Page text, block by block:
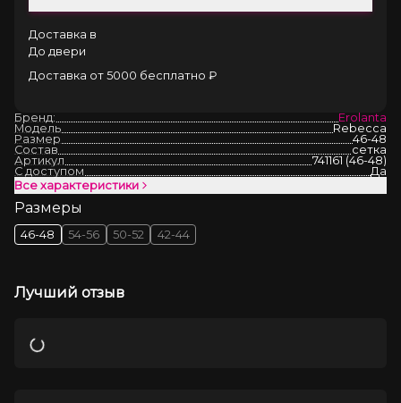
Доставка в
До двери
Доставка от 5000 бесплатно ₽
Бренд:
Erolanta
Модель
Rebecca
Размер
46-48
Состав
сетка
Артикул
741161 (46-48)
С доступом
Да
Все характеристики
Размеры
46-48 54-56 50-52 42-44
Лучший отзыв
Загрузка